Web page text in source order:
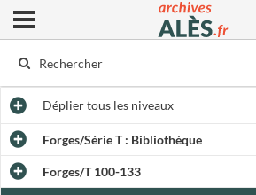
Archives municipales
Ouvrir le menu déroulant
Dépliertous les niveaux
Forges/Série T : Bibliothèque
Forges/T 100-133